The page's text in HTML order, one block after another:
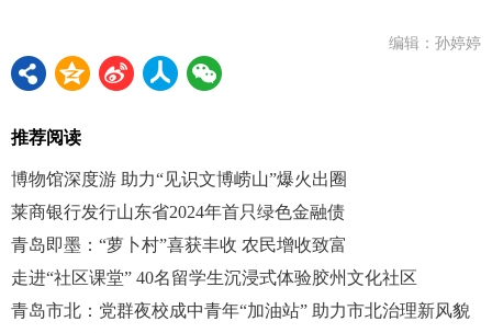
编辑：孙婷婷
推荐阅读
博物馆深度游 助力“见识文博崂山”爆火出圈
莱商银行发行山东省2024年首只绿色金融债
青岛即墨：“萝卜村”喜获丰收 农民增收致富
走进“社区课堂” 40名留学生沉浸式体验胶州文化社区
青岛市北：党群夜校成中青年“加油站” 助力市北治理新风貌